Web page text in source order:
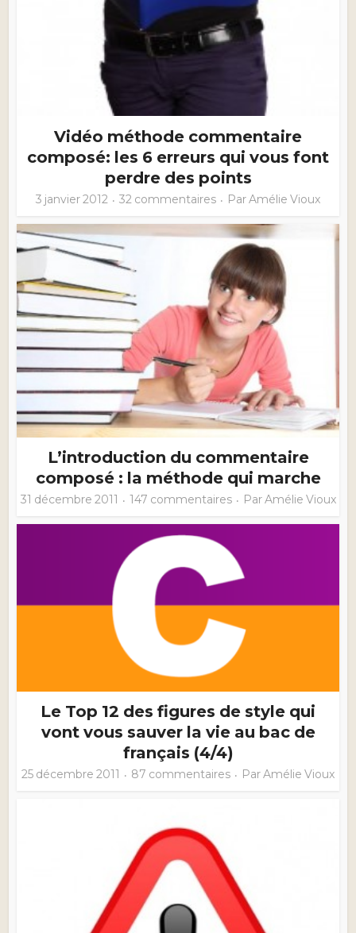
Vidéo méthode commentaire
composé: les 6 erreurs qui vous font
perdre des points
3 janvier 2012 32 commentaires ParAmélie Vioux
L’introduction du commentaire
composé : la méthode qui marche
31 décembre 2011 147 commentaires ParAmélie Vioux
Le Top 12 des figures de style qui
vont vous sauver la vie au bac de
français (4/4)
25 décembre 2011 87 commentaires ParAmélie Vioux